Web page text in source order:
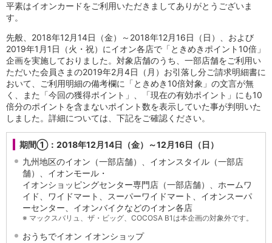
定期預金
積立式定期預金
外貨預金TOP
外貨普通預金
外貨定期預金
外貨普通預金積立
資産運用
投資信託 TOP
証券口座開設
投信つみたて
NISA
金銭信託
金銭信託のしくみ
取扱商品一覧
iDeCo・国民年金基金
iDeCo（個人型確定拠出年金）
国民年金基金
ロボアドバイザークラウドファンディング
平素はイオンカードをご利用いただきましてありがとうございま
す。
先般、2018年12月14日（金）～2018年12月16日（日）、および
2019年1月1日（火・祝）にイオン各店で「ときめきポイント10倍」
企画を実施しておりました。対象店舗のうち、一部店舗をご利用い
ただいた会員さまの2019年2月4日（月）お引落し分ご請求明細書に
おいて、ご利用明細の備考欄に「ときめき10倍対象」の文言が無
く、また「今回の獲得ポイント」、「現在の有効ポイント」にも10
倍分のポイントを含まないポイント数を表示していた事が判明いた
しました。詳細については、下記をご確認ください。
期間①：2018年12月14日（金）～12月16日（日）
九州地区のイオン（一部店舗）、イオンスタイル（一部店
舗）、イオンモール・
イオンショッピングセンター専門店（一部店舗）、ホームワ
イド、ワイドマート、スーパーワイドマート、イオンスーパ
ーセンター、イオンバイクなどのイオン各店
※ マックスバリュ、ザ・ビッグ、COCOSA B1は本企画の対象外です。
おうちでイオン イオンショップ